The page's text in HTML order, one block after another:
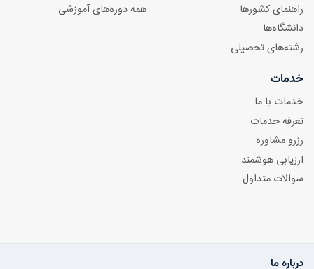
راهنمای کشورها
دانشگاه‌ها
رشته‌های تحصیلی
همه دوره‌های آموزشی
خدمات
خدمات با ما
تعرفه خدمات
رزرو مشاوره
ارزیابی هوشمند
سوالات متداول
درباره ما